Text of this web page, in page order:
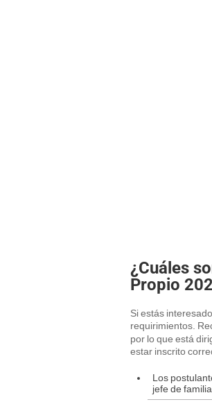
¿Cuáles
Propio
Si estás
requirimientos.
por lo que está
estar inscrito
Los
jefe de